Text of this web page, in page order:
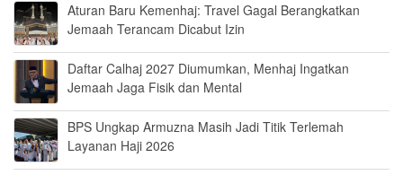
Aturan Baru Kemenhaj: Travel Gagal Berangkatkan
Jemaah Terancam Dicabut Izin
Daftar Calhaj 2027 Diumumkan, Menhaj Ingatkan
Jemaah Jaga Fisik dan Mental
BPS Ungkap Armuzna Masih Jadi Titik Terlemah
Layanan Haji 2026